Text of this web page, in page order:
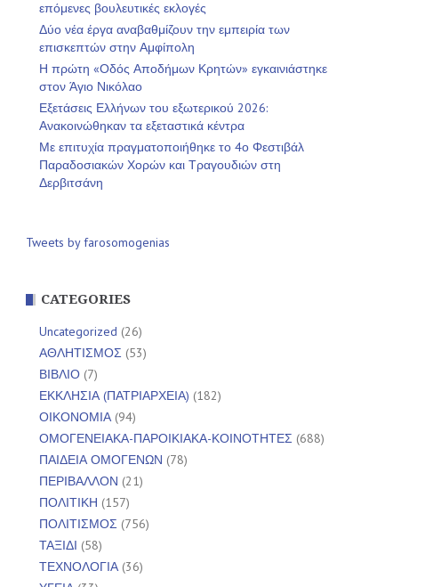
επόμενες βουλευτικές εκλογές
Δύο νέα έργα αναβαθμίζουν την εμπειρία των
επισκεπτών στην Αμφίπολη
Η πρώτη «Οδός Αποδήμων Κρητών» εγκαινιάστηκε
στον Άγιο Νικόλαο
Εξετάσεις Ελλήνων του εξωτερικού 2026:
Ανακοινώθηκαν τα εξεταστικά κέντρα
Με επιτυχία πραγματοποιήθηκε το 4ο Φεστιβάλ
Παραδοσιακών Χορών και Τραγουδιών στη
Δερβιτσάνη
Tweets by farosomogenias
CATEGORIES
Uncategorized (26)
ΑΘΛΗΤΙΣΜΟΣ (53)
ΒΙΒΛΙΟ (7)
ΕΚΚΛΗΣΙΑ (ΠΑΤΡΙΑΡΧΕΙΑ) (182)
ΟΙΚΟΝΟΜΙΑ(94)
ΟΜΟΓΕΝΕΙΑΚΑ-ΠΑΡΟΙΚΙΑΚΑ-ΚΟΙΝΟΤΗΤΕΣ (688)
ΠΑΙΔΕΙΑ ΟΜΟΓΕΝΩΝ (78)
ΠΕΡΙΒΑΛΛΟΝ (21)
ΠΟΛΙΤΙΚΗ (157)
ΠΟΛΙΤΙΣΜΟΣ (756)
ΤΑΞΙΔΙ (58)
ΤΕΧΝΟΛΟΓΙΑ(36)